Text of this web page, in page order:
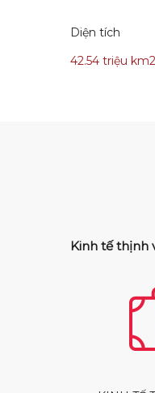
Diện tích
42.54 triệu km2
Kinh tế thịnh